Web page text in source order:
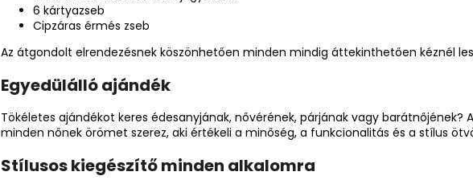
6 kártyazseb
Cipzáras érmés zseb
Az átgondolt elrendezésnek köszönhetően minden mindig áttekinthetően kéznél
Egyedülálló ajándék
Tökéletes ajándékot keres édesanyjának, nővérének, párjának vagy barátnőjének?
minden nőnek örömet szerez, aki értékeli a minőség, a funkcionalitás és a stílus
Stílusos kiegészítő minden alkalomra